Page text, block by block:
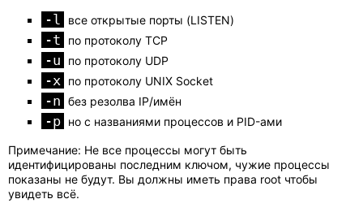
-l все открытые порты (LISTEN)
-t по протоколу TCP
-u по протоколу UDP
-x по протоколу UNIX Socket
-n без резолва IP/имён
-p но с названиями процессов и PID-ами
Примечание: Не все процессы могут быть
идентифицированы последним ключом, чужие процессы
показаны не будут. Вы должны иметь права root чтобы
увидеть всё.